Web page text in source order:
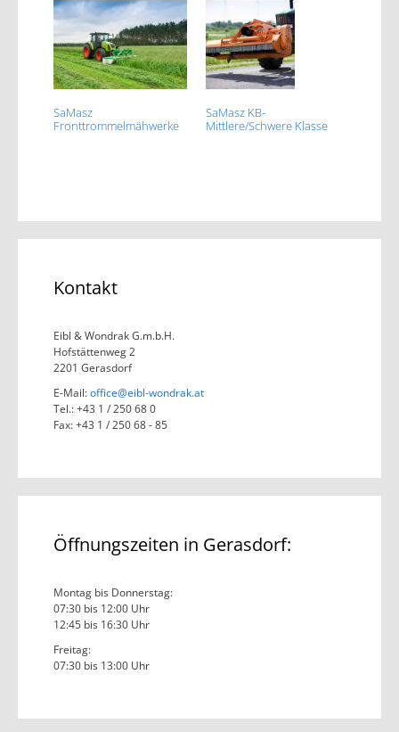
SaMasz
Fronttrommelmähwerke
SaMasz KB-
Mittlere/Schwere Klasse
Kontakt
Eibl & Wondrak G.m.b.H.
Hofstättenweg 2
2201 Gerasdorf
E-Mail:office@eibl-wondrak.at
Tel.: +43 1 / 250 68 0
Fax: +43 1 / 250 68 - 85
Öffnungszeiten in Gerasdorf:
Montag bis Donnerstag:
07:30 bis 12:00 Uhr
12:45 bis 16:30 Uhr
Freitag:
07:30 bis 13:00 Uhr